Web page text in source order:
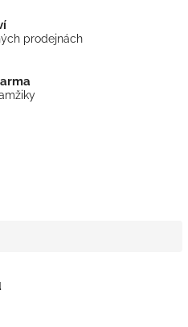
prodejnách